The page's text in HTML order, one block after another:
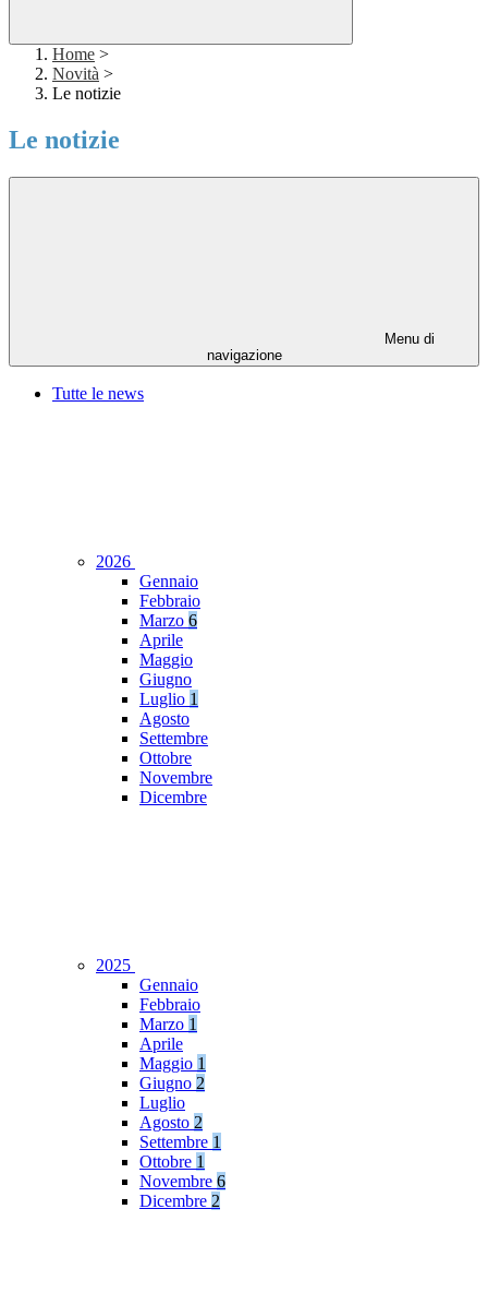
Home >
Novità >
Le notizie
Le notizie
Menu di
navigazione
Tutte le news
2026
Gennaio
Febbraio
Marzo 6
Aprile
Maggio
Giugno
Luglio 1
Agosto
Settembre
Ottobre
Novembre
Dicembre
2025
Gennaio
Febbraio
Marzo 1
Aprile
Maggio 1
Giugno 2
Luglio
Agosto 2
Settembre 1
Ottobre 1
Novembre 6
Dicembre 2